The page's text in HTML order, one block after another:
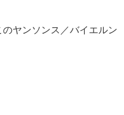
ヤンソンス／バイエルン